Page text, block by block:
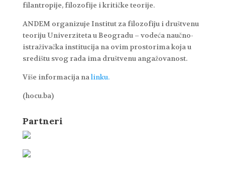
filantropije, filozofije i kritičke teorije.
ANDEM organizuje Institut za filozofiju i društvenu
teoriju Univerziteta u Beogradu – vodeća naučno-
istraživačka institucija na ovim prostorima koja u
središtu svog rada ima društvenu angažovanost.
Više informacija na linku.
(hocu.ba)
Partneri